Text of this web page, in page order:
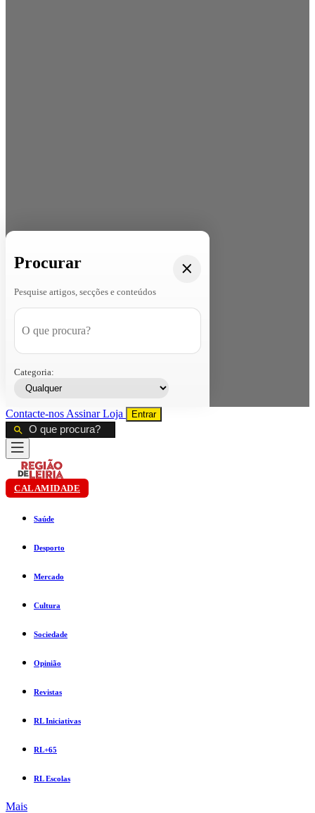
Procurar
Pesquise artigos, secções e conteúdos
Categoria:
Contacte-nos AssinarLoja Entrar
CALAMIDADE
Saúde
Desporto
Mercado
Cultura
Sociedade
Opinião
Revistas
RL Iniciativas
RL+65
RL Escolas
Mais